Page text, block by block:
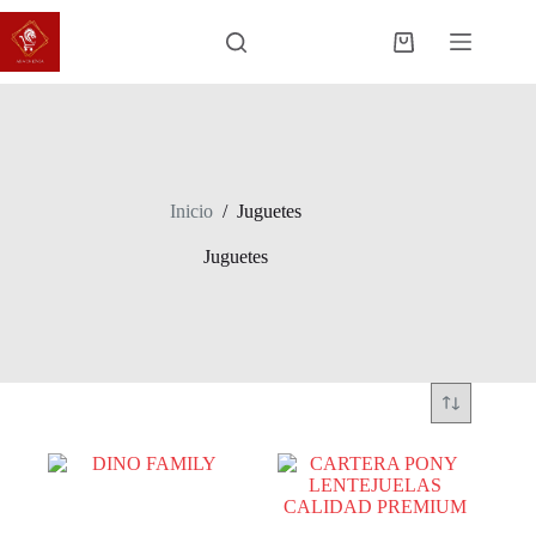
Saltar
contenido
Carro
Inicio / Juguetes
Juguetes